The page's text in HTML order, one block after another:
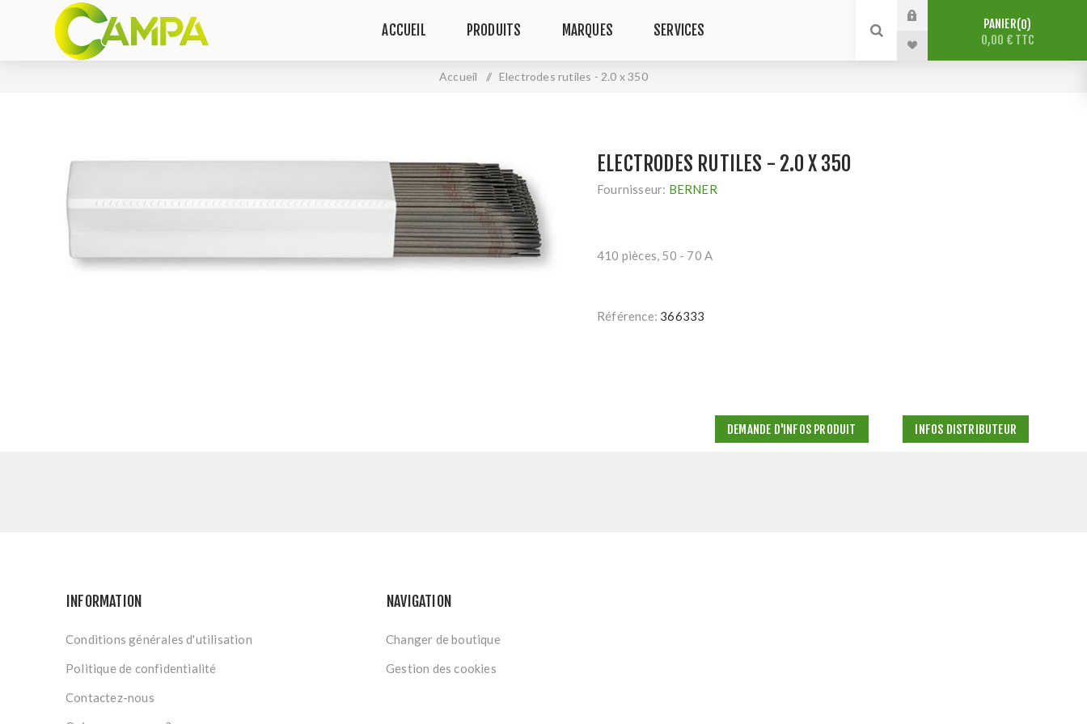
ACCUEIL PRODUITS MARQUES SERVICES PANIER 0
0,00 € TTC
Accueil / Electrodes rutiles - 2.0 x 350
ELECTRODES RUTILES - 2.0 X 350
Fournisseur: BERNER
410 pièces, 50 - 70 A
Référence: 366333
DEMANDE D'INFOS PRODUIT INFOS DISTRIBUTEUR
INFORMATION
Conditions générales d'utilisation
Politique de confidentialité
Contactez-nous
NAVIGATION
Changer de boutique
Gestion des cookies